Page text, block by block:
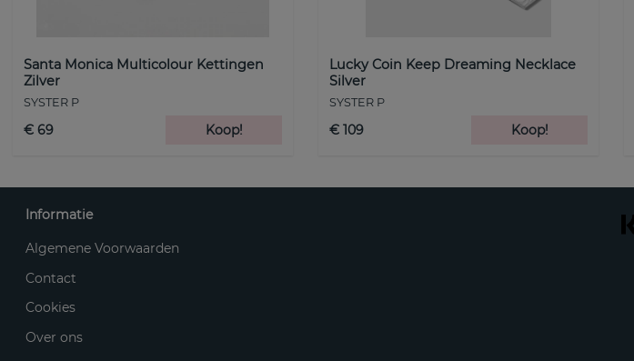
Santa Monica Multicolour Kettingen
Zilver
SYSTER P
€ 69 Koop!
Lucky Coin Keep Dreaming Necklace
Silver
SYSTER P
€ 109 Koop!
Informatie
Algemene Voorwaarden
Contact
Cookies
Over ons